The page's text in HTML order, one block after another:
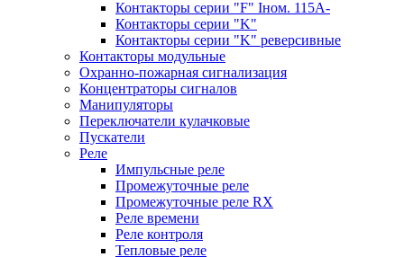
Контакторы серии "F" Iном. 115А-
Контакторы серии "K"
Контакторы серии "K" реверсивные
Контакторы модульные
Охранно-пожарная сигнализация
Концентраторы сигналов
Манипуляторы
Переключатели кулачковые
Пускатели
Реле
Импульсные реле
Промежуточные реле
Промежуточные реле RX
Реле времени
Реле контроля
Тепловые реле